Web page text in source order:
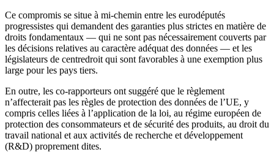
Ce compromis se situe à mi-chemin entre les eurodéputés
progressistes qui demandent des garanties plus strictes en matière de
droits fondamentaux — qui ne sont pas nécessairement couverts par
les décisions relatives au caractère adéquat des données — et les
législateurs de centredroit qui sont favorables à une exemption plus
large pour les pays tiers.
En outre, les co-rapporteurs ont suggéré que le règlement
n’affecterait pas les règles de protection des données de l’UE, y
compris celles liées à l’application de la loi, au régime européen de
protection des consommateurs et de sécurité des produits, au droit du
travail national et aux activités de recherche et développement
(R&D) proprement dites.